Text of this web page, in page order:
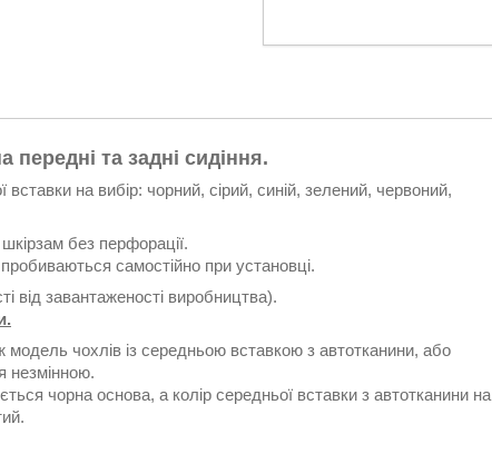
та задні сидіння.
на вибір: чорний, сірий, синій, зелений, червоний,
без перфорації.
самостійно при установці.
від завантаженості виробництва).
чохлів із середньою вставкою з автотканини, або
незмінною.
чорна основа, а колір середньої вставки з автотканини на